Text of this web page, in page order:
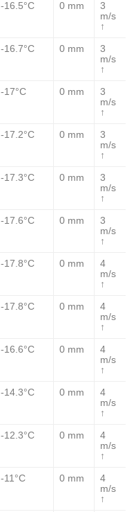
-16.5°C 0 mm
3
m/s
↑
-16.7°C 0 mm
3
m/s
↑
-17°C 0 mm
3
m/s
↑
-17.2°C 0 mm
3
m/s
↑
-17.3°C 0 mm
3
m/s
↑
-17.6°C 0 mm
3
m/s
↑
-17.8°C 0 mm
4
m/s
↑
-17.8°C 0 mm
4
m/s
↑
-16.6°C 0 mm
4
m/s
↑
-14.3°C 0 mm
4
m/s
↑
-12.3°C 0 mm
4
m/s
↑
-11°C 0 mm
4
m/s
↑